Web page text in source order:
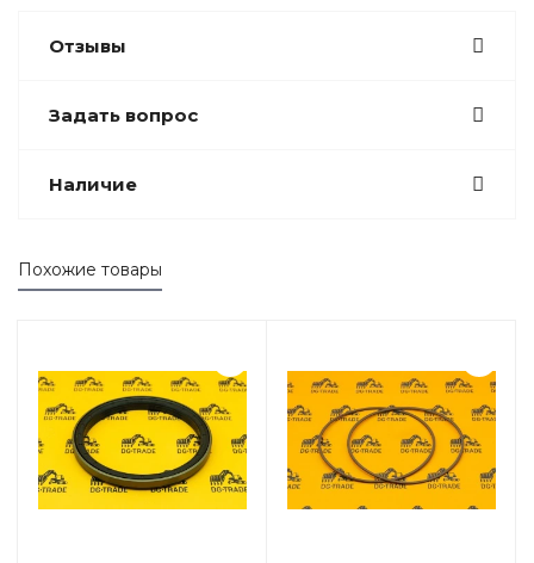
Отзывы
Задать вопрос
Наличие
Похожие товары